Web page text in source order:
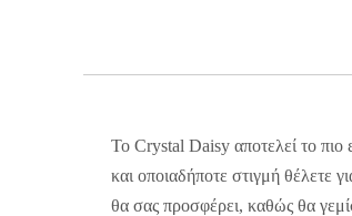
Το Crystal Daisy αποτελεί το
και οποιαδήποτε στιγμή θέλετε
θα σας προσφέρει, καθώς θα